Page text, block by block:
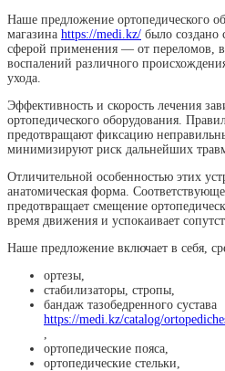
Наше предложение ортопедического
магазина https://medi.kz/ было создано
сферой применения — от переломов,
воспалений различного
ухода.
Эффективность и скорость лечения
ортопедического оборудования.
предотвращают фиксацию
минимизируют риск дальнейших
Отличительной особенностью этих
анатомическая форма.
предотвращает смещение
время движения и успокаивает
Наше предложение включает в себя,
ортезы,
стабилизаторы, стропы,
бандаж тазобедренного сустава
https://medi.kz/catalog/
ортопедические пояса,
ортопедические стельки,